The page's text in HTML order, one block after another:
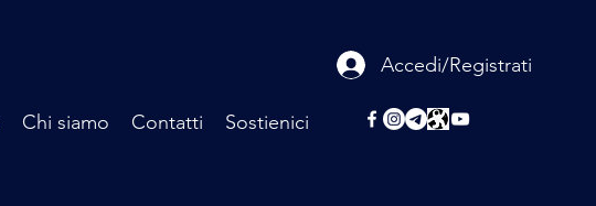
Accedi/Registrati
Chi siamo Contatti Sostienici